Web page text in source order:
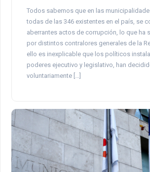
Todos sabemos que en las
todas de las 346 existentes en el país, se
aberrantes actos de corrupción, lo que ha
por distintos contralores generales de la
ello es inexplicable que los políticos
poderes ejecutivo y legislativo, han
voluntariamente […]